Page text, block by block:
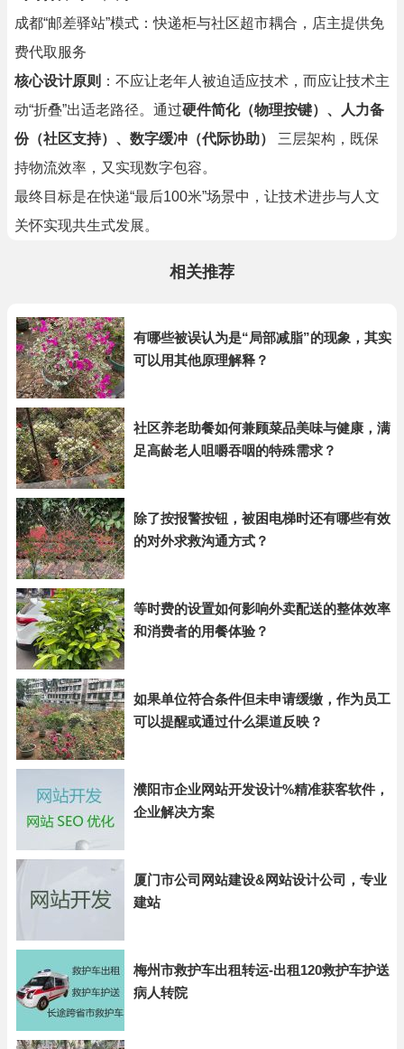
成都“邮差驿站”模式：快递柜与社区超市耦合，店主提供免
费代取服务
核心设计原则 ：不应让老年人被迫适应技术，而应让技术主
动“折叠”出适老路径。通过硬件简化（物理按键）、人力备
份（社区支持）、数字缓冲（代际协助）
三层架构，既保
持物流效率，又实现数字包容。
最终目标是在快递“最后100米”场景中，让技术进步与人文
关怀实现共生式发展。
相关推荐
有哪些被误认为是“局部减脂”的现象，其实
可以用其他原理解释？
社区养老助餐如何兼顾菜品美味与健康，满
足高龄老人咀嚼吞咽的特殊需求？
除了按报警按钮，被困电梯时还有哪些有效
的对外求救沟通方式？
等时费的设置如何影响外卖配送的整体效率
和消费者的用餐体验？
如果单位符合条件但未申请缓缴，作为员工
可以提醒或通过什么渠道反映？
濮阳市企业网站开发设计%精准获客软件，
企业解决方案
厦门市公司网站建设&网站设计公司，专业
建站
梅州市救护车出租转运-出租120救护车护送
病人转院